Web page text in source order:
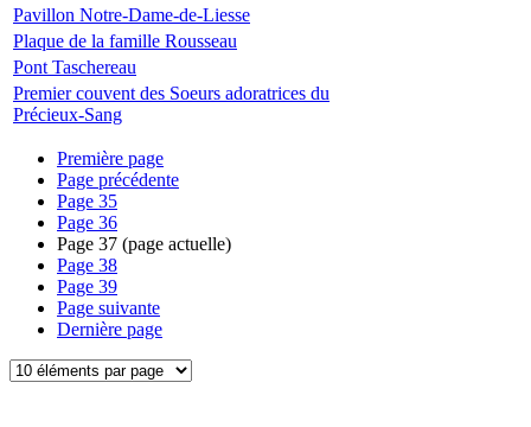
Pavillon Notre-Dame-de-Liesse
Plaque de la famille Rousseau
Pont Taschereau
Premier couvent des Soeurs adoratrices du
Précieux-Sang
Première page
Page précédente
Page 35
Page 36
Page 37 (page actuelle)
Page 38
Page 39
Page suivante
Dernière page